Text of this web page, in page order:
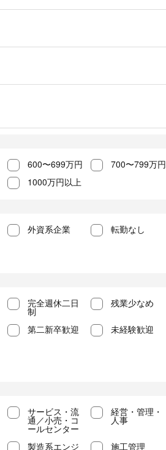
600〜699万円
700〜799万円
1000万円以上
外資系企業 転勤なし
完全週休二日
制
残業少なめ
第二新卒歓迎 未経験歓迎
サービス・流
通／小売・コ
ールセンター
経営・管理・
人事
製造系エンジ 施工管理